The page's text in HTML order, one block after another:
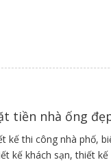
Nguồn sưu tầm
Nguồn sưu tầm
tiền nhà ống
kế thi công nhà phố,
kế khách sạn, thiết